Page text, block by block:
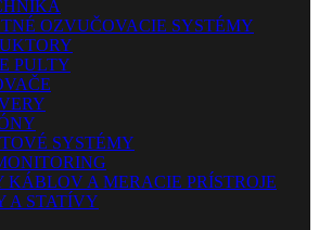
OZVUČOVACIE SYSTÉMY
PULTY
SYSTÉMY
KÁBLOV A MERACIE PRÍSTROJE
A STATÍVY